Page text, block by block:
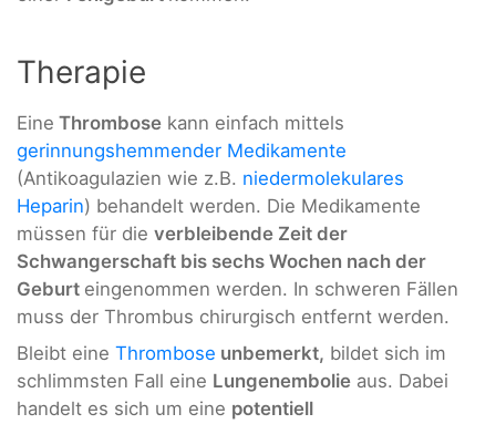
Therapie
Eine Thrombose kann einfach mittels
gerinnungshemmender Medikamente
(Antikoagulazien wie z.B. niedermolekulares
Heparin) behandelt werden. Die Medikamente
müssen für die verbleibende Zeit der
Schwangerschaft bis sechs Wochen nach der
Geburt eingenommen werden. In schweren Fällen
muss der Thrombus chirurgisch entfernt werden.
Bleibt eine Thrombose unbemerkt, bildet sich im
schlimmsten Fall eine Lungenembolie aus. Dabei
handelt es sich um eine potentiell